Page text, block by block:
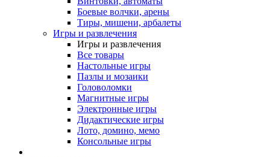
Боевые волчки, арены
Тиры, мишени, арбалеты
Игры и развлечения
Игры и развлечения
Все товары
Настольные игры
Пазлы и мозаики
Головоломки
Магнитные игры
Электронные игры
Дидактические игры
Лото, домино, мемо
Консольные игры